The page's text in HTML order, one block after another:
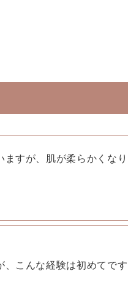
すが、肌が柔らかくなり
こんな経験は初めてです